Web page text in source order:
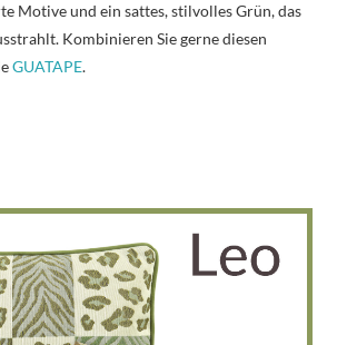
Motive und ein sattes, stilvolles Grün, das
Kombinieren Sie gerne diesen
GUATAPE.